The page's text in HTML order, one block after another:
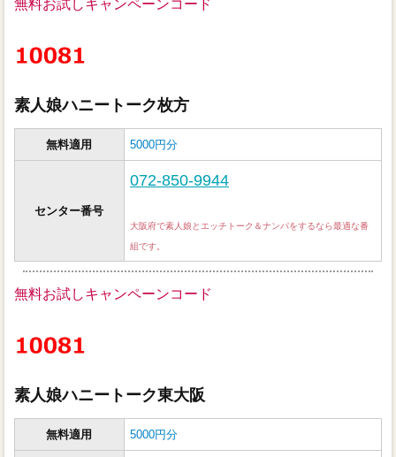
無料お試しキャンペーンコード
素人娘ハニートーク枚方
無料適用 5000円分
センター番号
072-850-9944
大阪府で素人娘とエッチトーク＆ナンパをするなら最適な番
組です。
無料お試しキャンペーンコード
素人娘ハニートーク東大阪
無料適用 5000円分